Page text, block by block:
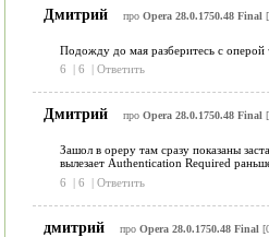
Дмитрий про Opera 28.0.1750.48 Final
Подожду до мая разберитесь с
6
| 6 | Ответить
Дмитрий про Opera 28.0.1750.48 Final
Зашол в ореру там сразу показаны
вылезает Authentication Required
6
| 6 | Ответить
дмитрий про Opera 28.0.1750.48 Final